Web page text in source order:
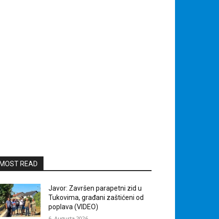
READ
Javor: Završen parapetni zid u
Tukovima, građani zaštićeni od
poplava (VIDEO)